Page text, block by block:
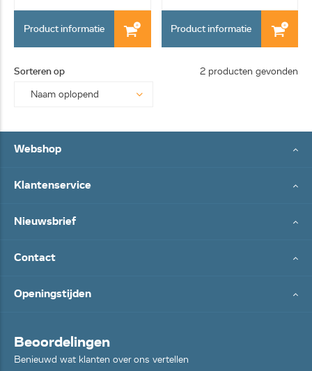
Product informatie Product informatie
Sorteren op 2 producten gevonden
Webshop
Klantenservice
Nieuwsbrief
Contact
Openingstijden
Beoordelingen
Benieuwd wat klanten over ons vertellen